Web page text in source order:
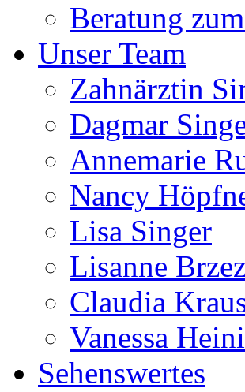
Beratung
Unser Team
Zahnärztin
Dagmar
Annemarie
Nancy
Lisa Singer
Lisanne
Claudia
Vanessa
Sehenswertes